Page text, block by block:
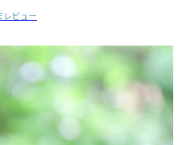
レビュー